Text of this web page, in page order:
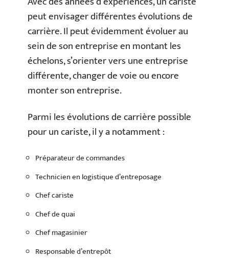
peut envisager différentes évolutions de
carrière. Il peut évidemment évoluer au
sein de son entreprise en montant les
échelons, s’orienter vers une entreprise
différente, changer de voie ou encore
monter son entreprise.
Parmi les évolutions de carrière possible
pour un cariste, il y a notamment :
Préparateur de commandes
Technicien en logistique d’entreposage
Chef cariste
Chef de quai
Chef magasinier
Responsable d’entrepôt